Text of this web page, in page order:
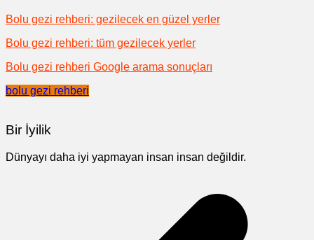
Bolu gezi rehberi: gezilecek en güzel yerler
Bolu gezi rehberi: tüm gezilecek yerler
Bolu gezi rehberi Google arama sonuçları
bolu gezi rehberi
Bir İyilik
Dünyayı daha iyi yapmayan insan insan değildir.